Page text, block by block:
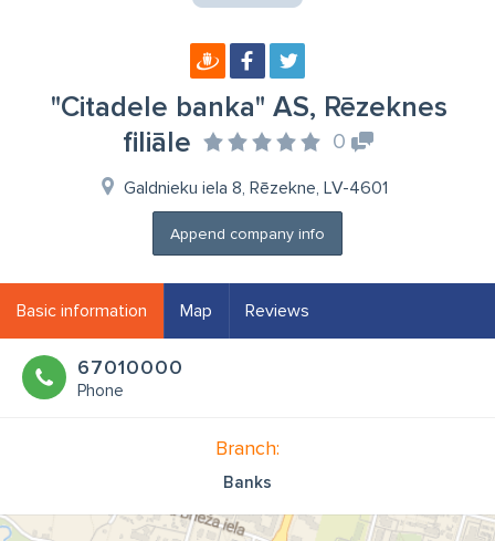
"Citadele banka" AS, Rēzeknes
filiāle
0
Galdnieku iela 8, Rēzekne, LV-4601
Append company info
Basic information Map Reviews
67010000
Phone
Branch:
Banks